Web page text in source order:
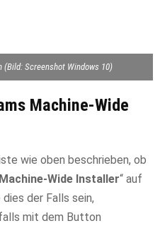
Screenshot Windows 10)
Machine-Wide
wie oben beschrieben, ob
Wide Installer“ auf
der Falls sein,
mit dem Button